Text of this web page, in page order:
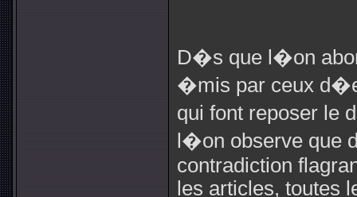
D�s que l�on
�mis par ceux
qui font reposer le
l�on observe que
contradiction
les articles, toutes